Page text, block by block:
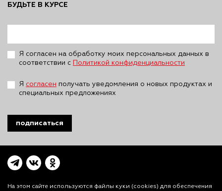
БУДЬТЕ В КУРСЕ
Я согласен на обработку моих персональных данных в
соответствии с
Политикой конфиденциальности
Я согласен получать уведомления о новых продуктах и
специальных предложениях
подписаться
На этом сайте используются файлы куки (cookies) для обеспечения